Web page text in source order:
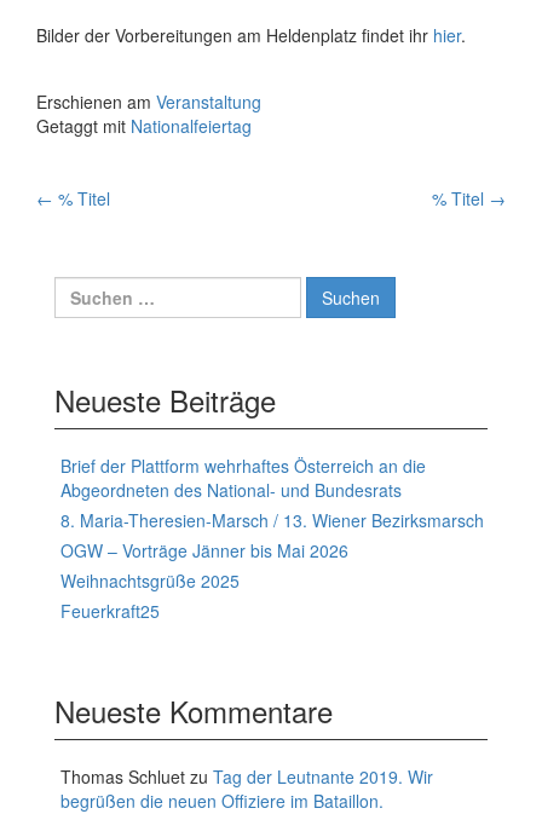
Bilder der Vorbereitungen am Heldenplatz findet ihr hier.
Erschienen am Veranstaltung
Getaggt mit Nationalfeiertag
Artikelnavigation
← % Titel % Titel →
Suchen
nach:
Neueste Beiträge
Brief der Plattform wehrhaftes Österreich an die
Abgeordneten des National- und Bundesrats
8. Maria-Theresien-Marsch / 13. Wiener Bezirksmarsch
OGW – Vorträge Jänner bis Mai 2026
Weihnachtsgrüße 2025
Feuerkraft25
Neueste Kommentare
Thomas Schluet zu Tag der Leutnante 2019. Wir
begrüßen die neuen Offiziere im Bataillon.